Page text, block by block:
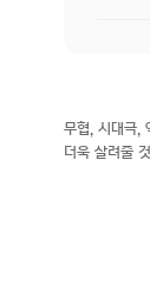
무협, 시대극,
더욱 살려줄